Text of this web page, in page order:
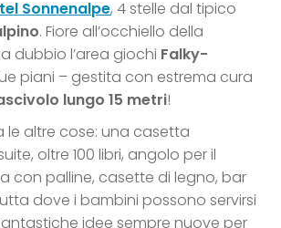
Sonnenalpe, 4 stelle dal tipico
. Fiore all’occhiello della
dubbio l’area giochi Falky-
piani – gestita con estrema cura
lungo 15 metri!
le altre cose: una casetta
oltre 100 libri, angolo per il
con palline, casette di legno, bar
dove i bambini possono servirsi
idee sempre nuove per